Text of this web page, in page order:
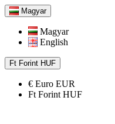
Magyar
Magyar
English
Ft Forint HUF
€ Euro EUR
Ft Forint HUF